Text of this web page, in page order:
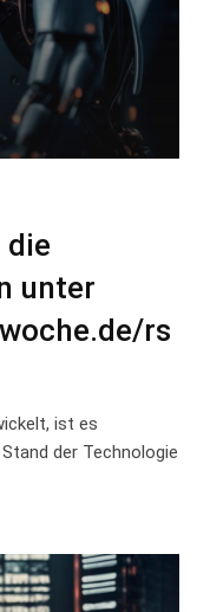
die
unter
rs
ist es
‌der Technologie